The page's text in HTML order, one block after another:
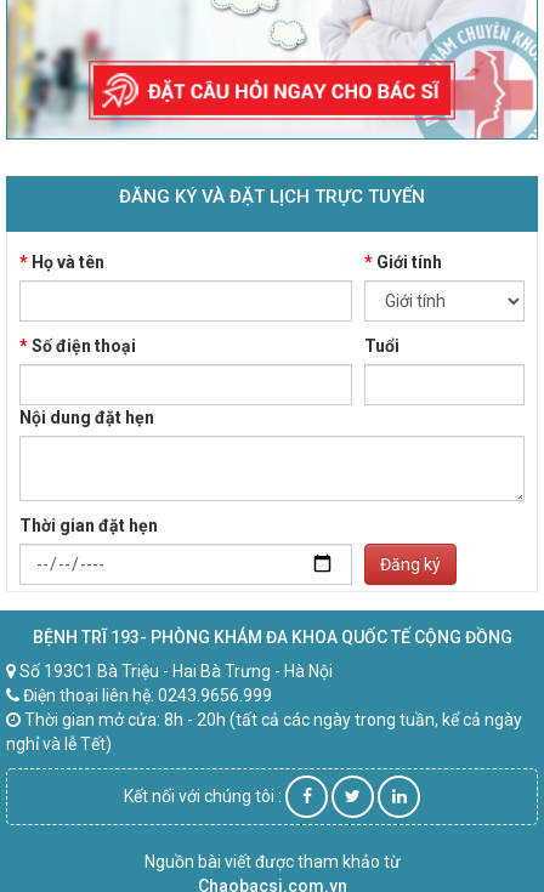
ĐĂNG KÝ VÀ ĐẶT LỊCH TRỰC TUYẾN
* Họ và tên *Giới tính
*Số điện thoại Tuổi
Nội dung đặt hẹn
Thời gian đặt hẹn
Đăng ký
BỆNH TRĨ 193- PHÒNG KHÁM ĐA KHOA QUỐC TẾ CỘNG ĐỒNG
Số 193C1 Bà Triệu - Hai Bà Trưng - Hà Nội
Điện thoại liên hệ: 0243.9656.999
Thời gian mở cửa: 8h - 20h (tất cả các ngày trong tuần, kể cả ngày
nghỉ và lễ Tết)
Kết nối với chúng tôi :
Nguồn bài viết được tham khảo từ
Chaobacsi.com.vn